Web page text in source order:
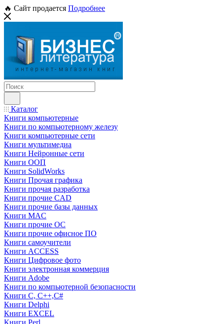
🔥 Сайт продается Подробнее
Каталог
Книги компьютерные
Книги по компьютерному железу
Книги компьютерные сети
Книги мультимедиа
Книги Нейронные сети
Книги ООП
Книги SolidWorks
Книги Прочая графика
Книги прочая разработка
Книги прочие CAD
Книги прочие базы данных
Книги MAC
Книги прочие ОС
Книги прочие офисное ПО
Книги самоучители
Книги ACCESS
Книги Цифровое фото
Книги электронная коммерция
Книги Adobe
Книги по компьютерной безопасности
Книги C, C++,С#
Книги Delphi
Книги EXCEL
Книги Perl